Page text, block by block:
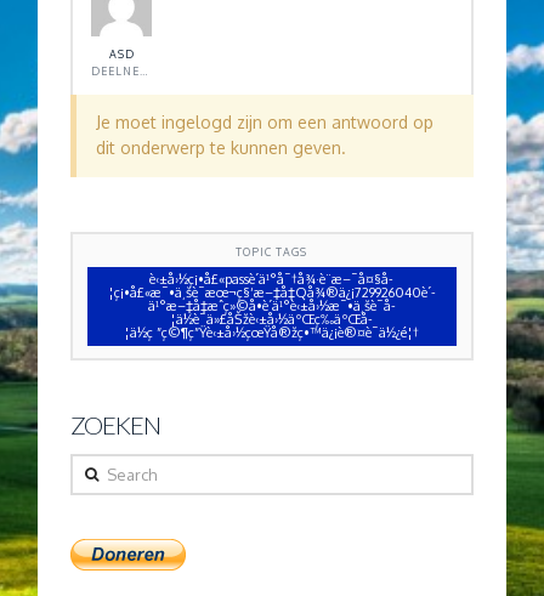
ASD
Je moet ingelogd zijn om een antwoord op
dit onderwerp te kunnen geven.
TOPIC TAGS
è‹±å›½ç¡•å£«passè´­ä¹°å¯†å¾·è¨æ–¯å¤§å­
¦ç¡•å£«æ¯•ä¸šè¯æœ¬ç§‘æ–‡å‡­Qå¾®ä¿¡729926040è´­
ä¹°æ–‡å‡­æˆç»©å•è´­ä¹°è‹±å›½æ¯•ä¸šè¯å­
¦ä½è¯ä»£åŠžè‹±å›½äºŒç­‰äºŒå­
¦ä½ç ”ç©¶ç”Ÿè‹±å›½çœŸå®žç•™ä¿¡è®¤è¯ä½¿é¦†
ZOEKEN
Search